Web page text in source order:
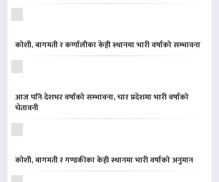
कोशी, बागमती र कर्णालीका केही स्थानमा भारी वर्षाको सम्भावना
आज पनि देशभर वर्षाको सम्भावना, चार प्रदेशमा भारी वर्षाको
चेतावनी
कोशी, बागमती र गण्डकीका केही स्थानमा भारी वर्षाको अनुमान